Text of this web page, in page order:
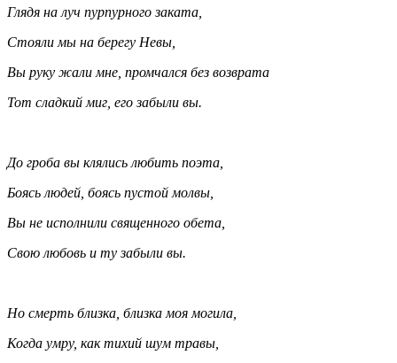
Глядя на луч пурпурного заката,
Стояли мы на берегу Невы,
Вы руку жали мне, промчался без возврата
Тот сладкий миг, его забыли вы.
До гроба вы клялись любить поэта,
Боясь людей, боясь пустой молвы,
Вы не исполнили священного обета,
Свою любовь и ту забыли вы.
Но смерть близка, близка моя могила,
Когда умру, как тихий шум травы,